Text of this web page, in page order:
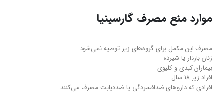
موارد منع مصرف گارسینیا
مصرف این مکمل برای گروه‌های زیر توصیه نمی‌شود:
زنان باردار یا شیرده
بیماران کبدی و کلیوی
افراد زیر ۱۸ سال
افرادی که داروهای ضدافسردگی یا ضد‌دیابت مصرف می‌کنند